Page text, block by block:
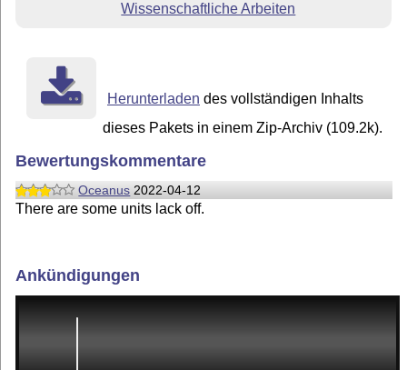
Wissenschaftliche Arbeiten
Herunterladen des vollständigen Inhalts
dieses Pakets in einem Zip-Archiv (109.2k).
Bewertungskommentare
Oceanus 2022-04-12
There are some units lack off.
Ankündigungen